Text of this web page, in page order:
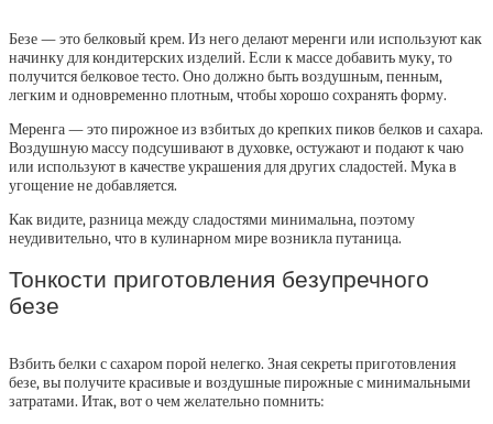
Безе — это белковый крем. Из него делают меренги или используют как
начинку для кондитерских изделий. Если к массе добавить муку, то
получится белковое тесто. Оно должно быть воздушным, пенным,
легким и одновременно плотным, чтобы хорошо сохранять форму.
Меренга — это пирожное из взбитых до крепких пиков белков и сахара.
Воздушную массу подсушивают в духовке, остужают и подают к чаю
или используют в качестве украшения для других сладостей. Мука в
угощение не добавляется.
Как видите, разница между сладостями минимальна, поэтому
неудивительно, что в кулинарном мире возникла путаница.
Тонкости приготовления безупречного
безе
Взбить белки с сахаром порой нелегко. Зная секреты приготовления
безе, вы получите красивые и воздушные пирожные с минимальными
затратами. Итак, вот о чем желательно помнить: